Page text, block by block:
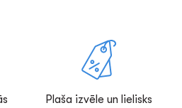
Plaša izvēle un lielisks